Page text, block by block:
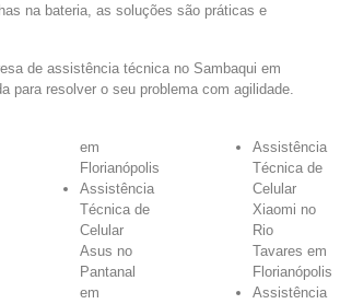
na bateria, as soluções são práticas e
de assistência técnica no Sambaqui em
para resolver o seu problema com agilidade.
em
Florianópolis
Assistência
Técnica de
Celular
Asus no
Pantanal
em
Assistência
Técnica de
Celular
Xiaomi no
Rio
Tavares em
Florianópolis
Assistência